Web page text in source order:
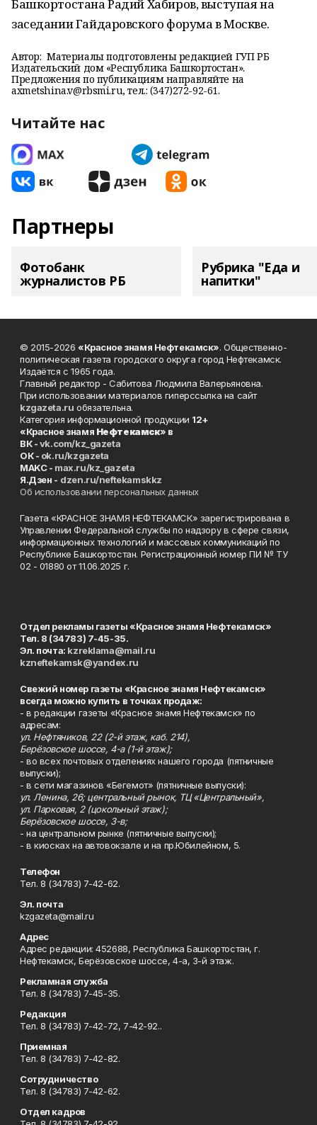
Башкортостана Радий Хабиров, выступая на
заседании Гайдаровского форума в Москве.
Автор: Материалы подготовлены редакцией ГУП РБ
Издательский дом «Республика Башкортостан».
Предложения по публикациям направляйте на
axmetshina.v@rbsmi.ru, тел.: (347)272-92-61.
Читайте нас
Партнеры
Фотобанк
журналистов РБ
Рубрика "Еда и
напитки"
© 2015-2026 «Красное знамя Нефтекамск». Общественно-
политическая газета городского округа город Нефтекамск.
Издаётся с 1965 года.
Главный редактор - Сабитова Людмила Валерьяновна.
При использовании материалов гиперссылка на сайт
kzgazeta.ru обязательна.
Категория информационной продукции 12+
«Красное знамя Нефтекамск» в
ВК -vk.com/kz_gazeta
ОК - ok.ru/kzgazeta
MAKC - max.ru/kz_gazeta
Я.Дзен - dzen.ru/neftekamskkz
Об использовании персональных данных
Газета «КРАСНОЕ ЗНАМЯ НЕФТЕКАМСК» зарегистрирована в
Управлении Федеральной службы по надзору в сфере связи,
информационных технологий и массовых коммуникаций по
Республике Башкортостан. Регистрационный номер ПИ № ТУ
02 - 01880 от 11.06.2025 г.
Отдел рекламы газеты «Красное знамя Нефтекамск»
Тел. 8 (34783) 7-45-35.
Эл. почта: kzreklama@mail.ru
kzneftekamsk@yandex.ru
Свежий номер газеты «Красное знамя Нефтекамск»
всегда можно купить в точках продаж:
- в редакции газеты «Красное знамя Нефтекамск» по
адресам:
ул. Нефтяников, 22 (2-й этаж, каб. 214),
Берёзовское шоссе, 4-а (1-й этаж);
- во всех почтовых отделениях нашего города (пятничные
выпуски);
- в сети магазинов «Бегемот» (пятничные выпуски):
ул. Ленина, 26; центральный рынок, ТЦ «Центральный»,
ул. Парковая, 2 (цокольный этаж);
Берёзовское шоссе, 3-в;
- на центральном рынке (пятничные выпуски);
- в киосках на автовокзале и на пр.Юбилейном, 5.
Телефон
Тел. 8 (34783) 7-42-62.
Эл. почта
kzgazeta@mail.ru
Адрес
Адрес редакции: 452688, Республика Башкортостан, г.
Нефтекамск, Берёзовское шоссе, 4-а, 3-й этаж.
Рекламная служба
Тел. 8 (34783) 7-45-35.
Редакция
Тел. 8 (34783) 7-42-72, 7-42-92..
Приемная
Тел. 8 (34783) 7-42-82.
Сотрудничество
Тел. 8 (34783) 7-42-62.
Отдел кадров